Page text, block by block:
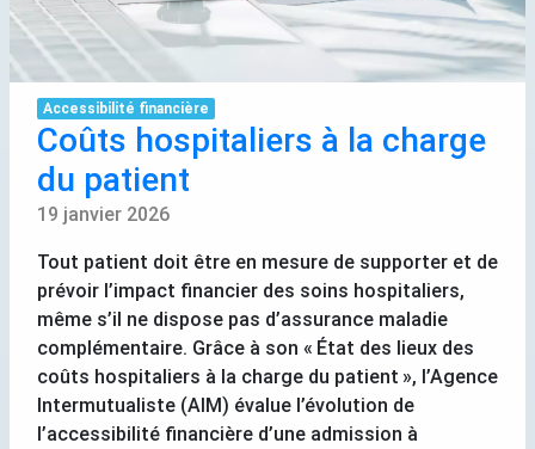
Accessibilité financière
Coûts hospitaliers à la charge
du patient
19 janvier 2026
Tout patient doit être en mesure de supporter et de
prévoir l’impact financier des soins hospitaliers,
même s’il ne dispose pas d’assurance maladie
complémentaire. Grâce à son « État des lieux des
coûts hospitaliers à la charge du patient », l’Agence
Intermutualiste (AIM) évalue l’évolution de
l’accessibilité financière d’une admission à